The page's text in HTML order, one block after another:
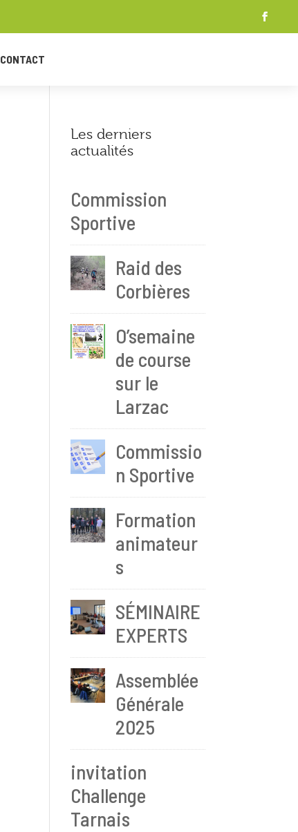
CONTACT
Les derniers
actualités
Commission
Sportive
Raid des
Corbières
O’semaine
de course
sur le
Larzac
Commissio
n Sportive
Formation
animateur
s
SÉMINAIRE
EXPERTS
Assemblée
Générale
2025
invitation
Challenge
Tarnais